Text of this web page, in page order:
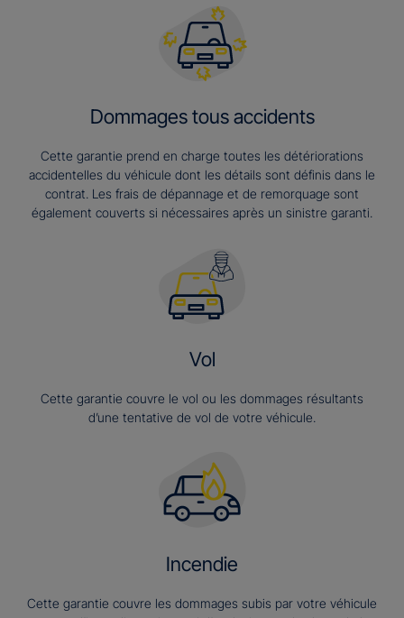
Dommages tous accidents
Cette garantie prend en charge toutes les détériorations
accidentelles du véhicule dont les détails sont définis dans le
contrat. Les frais de dépannage et de remorquage sont
également couverts si nécessaires après un sinistre garanti.
Vol
Cette garantie couvre le vol ou les dommages résultants
d’une tentative de vol de votre véhicule.
Incendie
Cette garantie couvre les dommages subis par votre véhicule